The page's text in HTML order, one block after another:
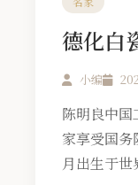
德化白
小编
陈明良中
家享受国
月出生于